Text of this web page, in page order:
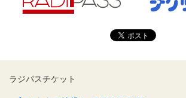
ラジパスチケット